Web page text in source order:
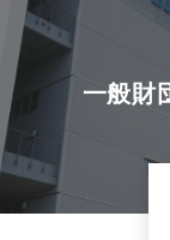
一般財
サイトマップ